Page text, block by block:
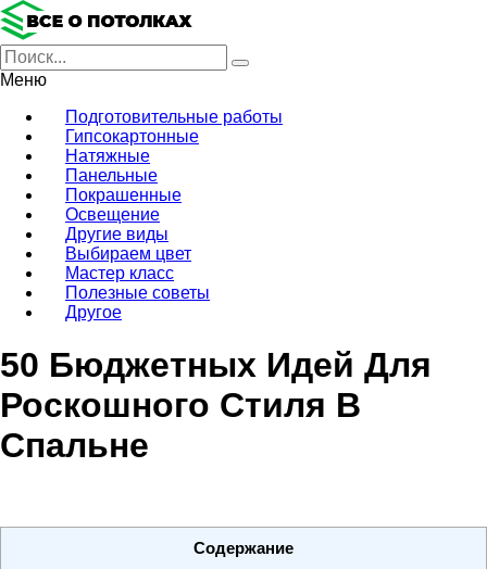
Меню
Подготовительные работы
Гипсокартонные
Натяжные
Панельные
Покрашенные
Освещение
Другие виды
Выбираем цвет
Мастер класс
Полезные советы
Другое
50 Бюджетных Идей Для
Роскошного Стиля В
Спальне
Содержание